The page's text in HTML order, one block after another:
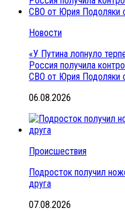
Новости
«У Путина лопнуло
Россия получила
СВО от Юрия Подоляки
06.08.2026
Происшествия
Подросток получил
друга
07.08.2026